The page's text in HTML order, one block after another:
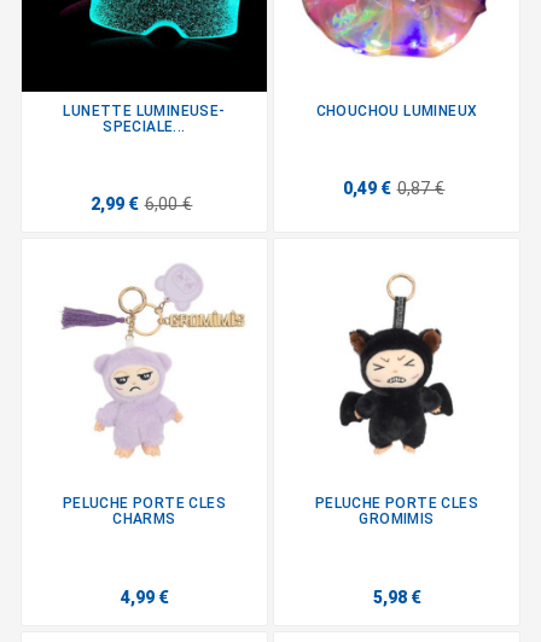
LUNETTE LUMINEUSE-
SPECIALE...
2,99 € 6,00 €
CHOUCHOU LUMINEUX
0,49 € 0,87 €
PELUCHE PORTE CLES
CHARMS
4,99 €
PELUCHE PORTE CLES
GROMIMIS
5,98 €